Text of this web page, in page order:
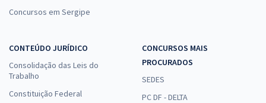
Concursos em Sergipe
CONTEÚDO JURÍDICO
Consolidação das Leis do
Trabalho
Constituição Federal
CONCURSOS MAIS
PROCURADOS
SEDES
PC DF - DELTA